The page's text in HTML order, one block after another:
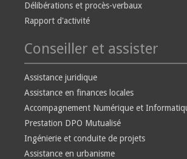
Délibérations et procès-verbaux
Rapport d'activité
Conseiller et assister
Assistance juridique
Assistance en finances locales
Accompagnement Numérique et
Prestation DPO Mutualisé
Ingénierie et conduite de projets
Assistance en urbanisme